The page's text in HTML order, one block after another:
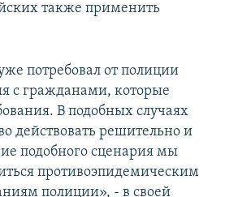
также применить
потребовал от полиции
с гражданами, которые
В подобных случаях
действовать решительно и
подобного сценария мы
противоэпидемическим
полиции», - в своей